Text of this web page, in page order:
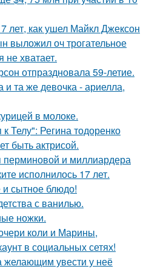
лет, как ушел Майкл Джексон
выложил оч трогательное
хватает.
отпраздновала 59-летие.
и та же девочка - ариелла,
в молоке.
Телу": Регина тодоренко
быть актрисой.
и миллиардера
исполнилось 17 лет.
сытное блюдо!
с ванилью.
ножки.
коли и Марины,
в социальных сетях!
желающим увести у неё